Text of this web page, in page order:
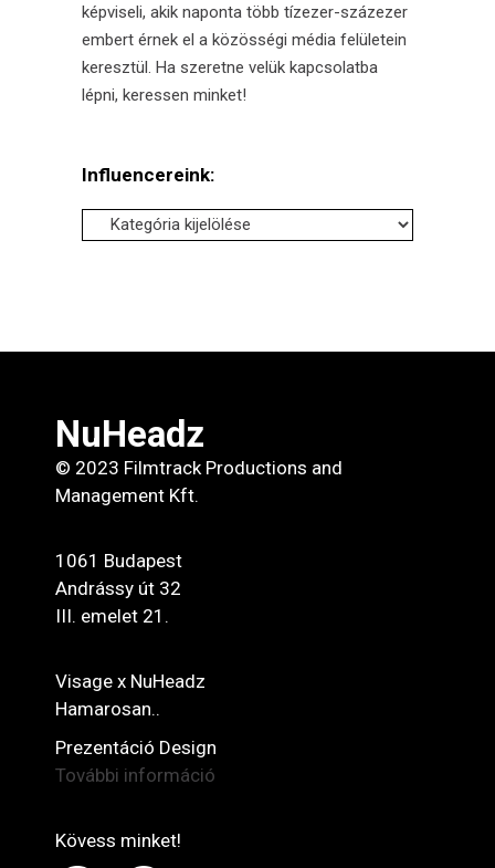
képviseli, akik naponta több tízezer-százezer
embert érnek el a közösségi média felületein
keresztül. Ha szeretne velük kapcsolatba
lépni, keressen minket!
Influencereink:
Influencereink:
NuHeadz
© 2023 Filmtrack Productions and
Management Kft.
1061 Budapest
Andrássy út 32
III. emelet 21.
Visage x NuHeadz
Hamarosan..
Prezentáció Design
További információ
Kövess minket!